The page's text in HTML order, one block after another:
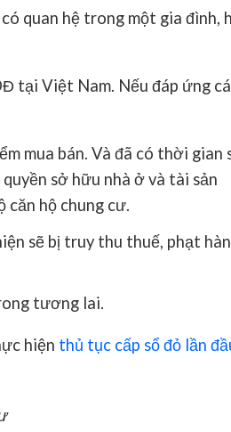
quan hệ trong một gia đình,
tại Việt Nam. Nếu đáp ứng
mua bán. Và đã có thời gian
sở hữu nhà ở và tài sản
căn hộ chung cư.
sẽ bị truy thu thuế, phạt
tương lai.
hiện thủ tục cấp sổ đỏ lần